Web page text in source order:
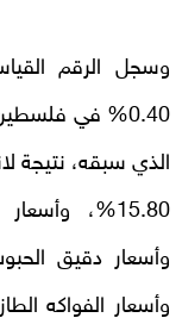
وسجل الرقم
0.40% في
الذي سبقه، نتيجة